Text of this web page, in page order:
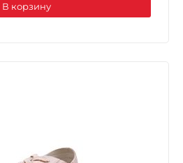
В корзину